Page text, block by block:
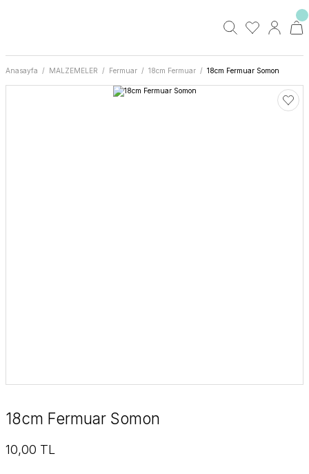
Anasayfa MALZEMELER Fermuar 18cm Fermuar 18cm Fermuar Somon
18cm Fermuar Somon
10,00 TL